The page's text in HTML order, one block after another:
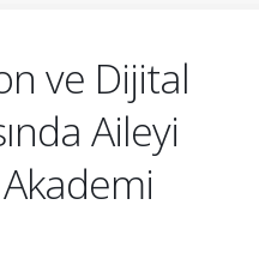
ve Dijital
Aileyi